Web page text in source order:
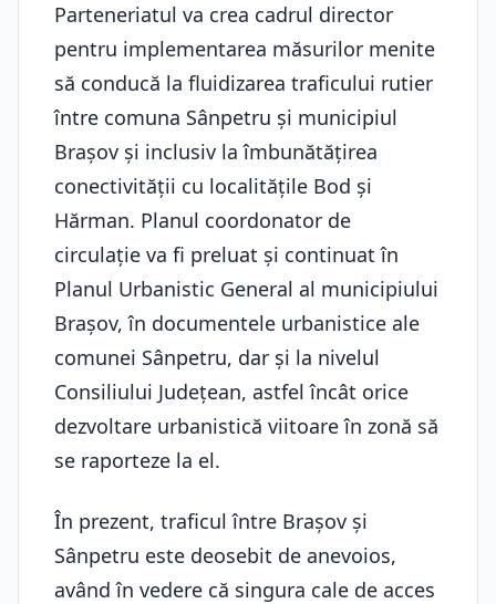
Parteneriatul va crea cadrul director
pentru implementarea măsurilor menite
să conducă la fluidizarea traficului rutier
între comuna Sânpetru şi municipiul
Braşov şi inclusiv la îmbunătăţirea
conectivităţii cu localităţile Bod şi
Hărman. Planul coordonator de
circulaţie va fi preluat şi continuat în
Planul Urbanistic General al municipiului
Braşov, în documentele urbanistice ale
comunei Sânpetru, dar şi la nivelul
Consiliului Județean, astfel încât orice
dezvoltare urbanistică viitoare în zonă să
se raporteze la el.
În prezent, traficul între Braşov şi
Sânpetru este deosebit de anevoios,
având în vedere că singura cale de acces